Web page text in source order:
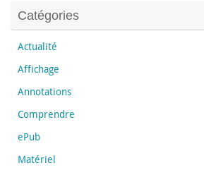
Catégories
Actualité
Affichage
Annotations
Comprendre
ePub
Matériel